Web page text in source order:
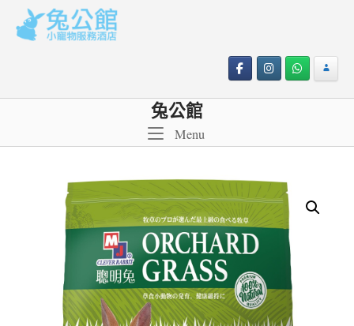
content
兔公館
MenuMenu